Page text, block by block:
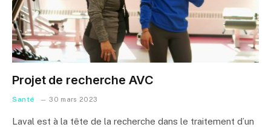
Projet de recherche AVC
Santé 30 mars 2023
Laval est à la tête de la recherche dans le traitement d’un